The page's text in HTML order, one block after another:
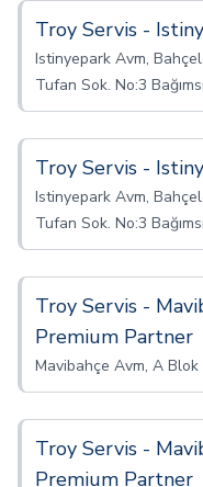
Troy Servis -
Istinyepark Avm,
Tufan Sok. No:3
Troy Servis -
Istinyepark Avm,
Tufan Sok. No:3
Troy Servis -
Premium Partner
Mavibahçe Avm, A Blok
Troy Servis -
Premium Partner